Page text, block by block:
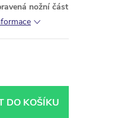
nožní část
DO KOŠÍKU